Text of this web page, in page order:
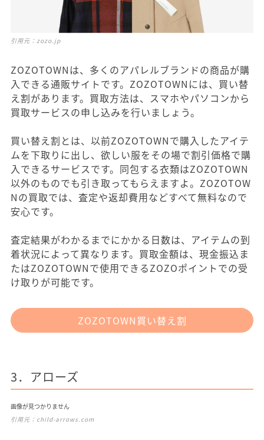
引用元： zozo.jp
ZOZOTOWNは、多くのアパレルブランドの商品が購
入できる通販サイトです。ZOZOTOWNには、買い替
え割があります。買取方法は、スマホやパソコンから
買取サービスの申し込みを行いましょう。
買い替え割とは、以前ZOZOTOWNで購入したアイテ
ムを下取りに出し、欲しい服をその場で割引価格で購
入できるサービスです。同包する衣類はZOZOTOWN
以外のものでも引き取ってもらえますよ。ZOZOTOW
Nの買取では、査定や返却費用などすべて無料なので
安心です。
査定結果がわかるまでにかかる日数は、アイテムの到
着状況によって異なります。買取金額は、現金振込ま
たはZOZOTOWNで使用できるZOZOポイントでの受
け取りが可能です。
ZOZOTOWN買い替え割
3．アローズ
画像が見つかりません
引用元： child-arrows.com